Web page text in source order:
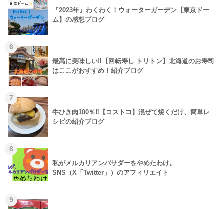
『2023年』わくわく！ウォーターガーデン【東京ドー
ム】の感想ブログ
6
最高に美味しい‼【回転寿し トリトン】北海道のお寿司
はここがおすすめ！紹介ブログ
7
牛ひき肉100％‼【コストコ】混ぜて焼くだけ、簡単レ
シピの紹介ブログ
8
私がメルカリアンバサダーをやめたわけ。
SNS（X「Twitter」）のアフィリエイト
9